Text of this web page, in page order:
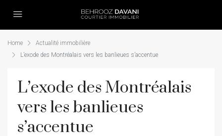
Home
Actualité immobilière
L’exode des Montréalais vers les banlieues s’accentue
L’exode des Montréalais
vers les banlieues
s’accentue